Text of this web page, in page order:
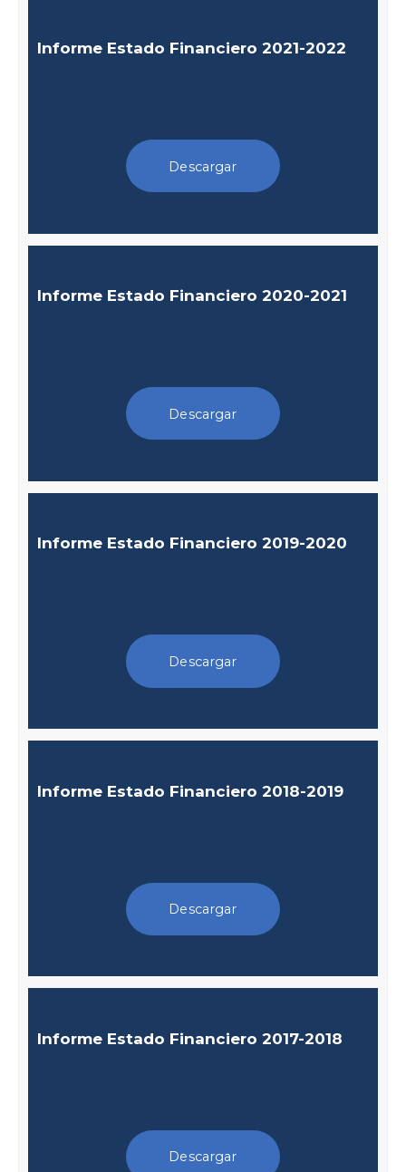
Informe Estado Financiero 2021-2022
Descargar
Informe Estado Financiero 2020-2021
Descargar
Informe Estado Financiero 2019-2020
Descargar
Informe Estado Financiero 2018-2019
Descargar
Informe Estado Financiero 2017-2018
Descargar